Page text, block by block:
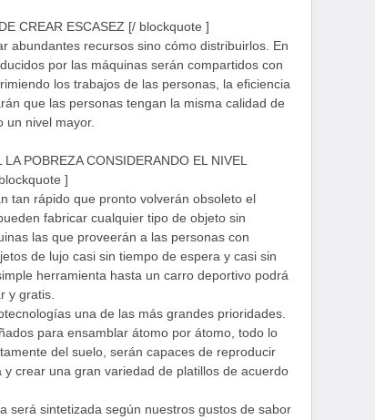
CREAR ESCASEZ [/ blockquote ]
abundantes recursos sino cómo distribuirlos. En
por las máquinas serán compartidos con
los trabajos de las personas, la eficiencia
que las personas tengan la misma calidad de
un nivel mayor.
POBREZA CONSIDERANDO EL NIVEL
]
tan rápido que pronto volverán obsoleto el
fabricar cualquier tipo de objeto sin
las que proveerán a las personas con
de lujo casi sin tiempo de espera y casi sin
herramienta hasta un carro deportivo podrá
y gratis.
una de las más grandes prioridades.
para ensamblar átomo por átomo, todo lo
del suelo, serán capaces de reproducir
crear una gran variedad de platillos de acuerdo
será sintetizada según nuestros gustos de sabor